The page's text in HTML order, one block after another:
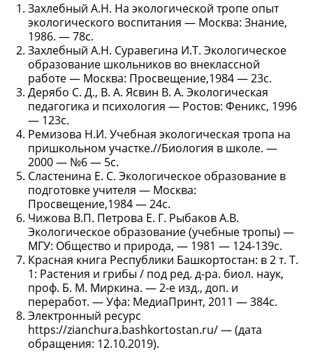
Захлебный А.Н. На экологической тропе опыт
экологического воспитания — Москва: Знание,
1986. — 78с.
Захлебный А.Н. Суравегина И.Т. Экологическое
образование школьников во внеклассной
работе — Москва: Просвещение,1984 — 23с.
Дерябо С. Д., В. А. Ясвин В. А. Экологическая
педагогика и психология — Ростов: Феникс, 1996
— 123с.
Ремизова Н.И. Учебная экологическая тропа на
пришкольном участке.//Биология в школе. —
2000 — №6 — 5с.
Сластенина Е. С. Экологическое образование в
подготовке учителя — Москва:
Просвещение,1984 — 24с.
Чижова В.П. Петрова Е. Г. Рыбаков А.В.
Экологическое образование (учебные тропы) —
МГУ: Общество и природа, — 1981 — 124-139с.
Красная книга Республики Башкортостан: в 2 т. Т.
1: Растения и грибы / под ред. д-ра. биол. наук,
проф. Б. М. Миркина. — 2-е изд., доп. и
переработ. — Уфа: МедиаПринт, 2011 — 384c.
Электронный ресурс
https://zianchura.bashkortostan.ru/ — (дата
обращения: 12.10.2019).